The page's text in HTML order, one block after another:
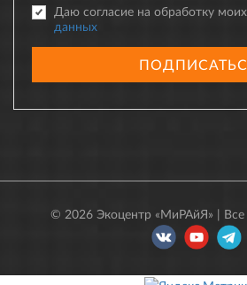
Даю согласие на обработку моих
данных
© 2026 Экоцентр «МиРАйЯ» |